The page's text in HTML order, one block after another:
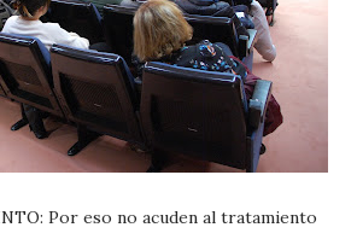
Por eso no acuden al tratamiento